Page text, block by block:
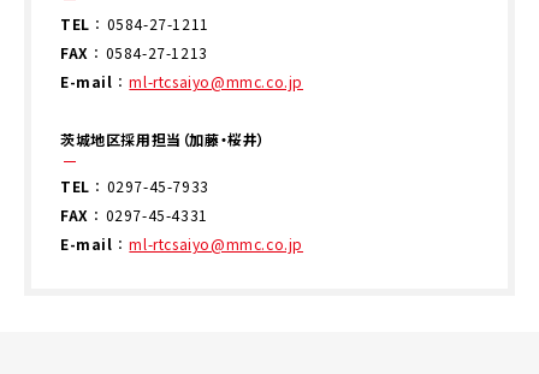
TEL ： 0584-27-1211
FAX ： 0584-27-1213
E-mail ：ml-rtcsaiyo@mmc.co.jp
茨城地区採用担当（加藤・桜井）
TEL ： 0297-45-7933
FAX ： 0297-45-4331
E-mail ：ml-rtcsaiyo@mmc.co.jp